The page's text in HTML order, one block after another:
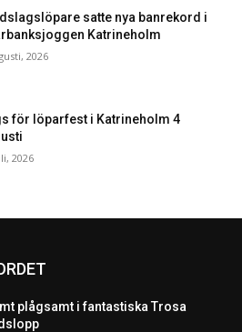
satte nya banrekord i
Katrineholm
2026
för löparfest i Katrineholm 4
2026
plågsamt i fantastiska Trosa